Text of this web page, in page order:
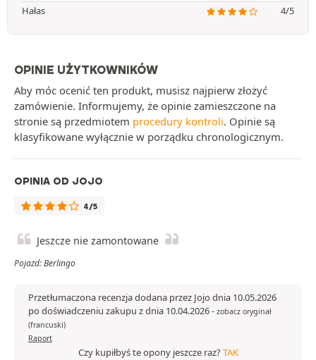
Hałas
4/5
OPINIE UŻYTKOWNIKÓW
Aby móc ocenić ten produkt, musisz najpierw złożyć
zamówienie. Informujemy, że opinie zamieszczone na
stronie są przedmiotem procedury kontroli. Opinie są
klasyfikowane wyłącznie w porządku chronologicznym.
OPINIA OD JOJO
4/5
Jeszcze nie zamontowane
Pojazd: Berlingo
Przetłumaczona recenzja dodana przez Jojo dnia 10.05.2026
po doświadczeniu zakupu z dnia 10.04.2026- zobacz oryginał
(francuski)
Raport
Czy kupiłbyś te opony jeszcze raz?TAK